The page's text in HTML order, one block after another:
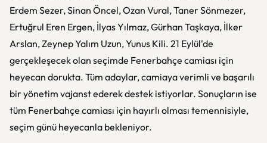
Erdem Sezer, Sinan Öncel, Ozan Vural, Taner Sönmezer,
Ertuğrul Eren Ergen, İlyas Yılmaz, Gürhan Taşkaya, İlker
Arslan, Zeynep Yalım Uzun, Yunus Kili. 21 Eylül'de
gerçekleşecek olan seçimde Fenerbahçe camiası için
heyecan dorukta. Tüm adaylar, camiaya verimli ve başarılı
bir yönetim vajanst ederek destek istiyorlar. Sonuçların ise
tüm Fenerbahçe camiası için hayırlı olması temennisiyle,
seçim günü heyecanla bekleniyor.